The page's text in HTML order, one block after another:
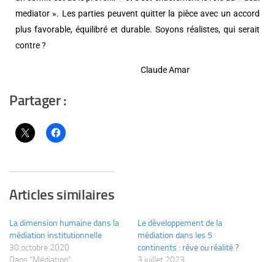
mediator ». Les parties peuvent quitter la pièce avec un accord
plus favorable, équilibré et durable. Soyons réalistes, qui serait
contre ?
Claude Amar
Partager :
Articles similaires
La dimension humaine dans la
médiation institutionnelle
30 octobre 2020
Le développement de la
médiation dans les 5
continents : rêve ou réalité ?